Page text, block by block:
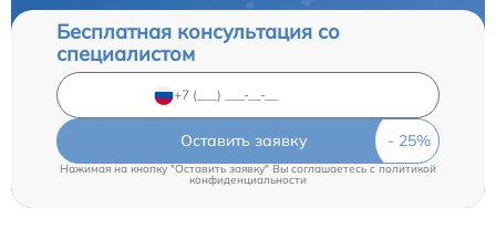
Бесплатная консультация со
специалистом
Оставить заявку
Нажимая на кнопку "Оставить заявку" Вы соглашаетесь cполитикой
конфиденциальности